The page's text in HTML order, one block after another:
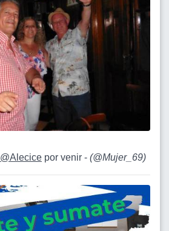
@Alecice por venir - (@Mujer_69)